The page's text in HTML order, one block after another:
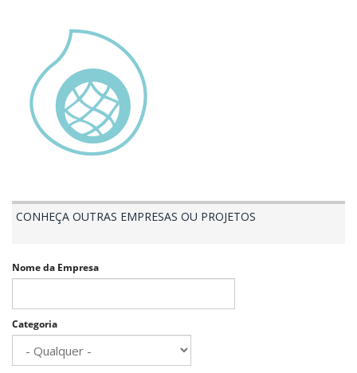
CONHEÇA OUTRAS EMPRESAS OU PROJETOS
Nome da Empresa
Categoria